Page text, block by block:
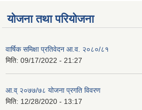
योजना तथा परियोजना
वार्षिक समिक्षा प्रतिवेदन आ.व. २०८०/८१
मिति: 09/17/2022 - 21:27
आ.व् २०७७/७८ योजना प्रगति विवरण
मिति: 12/28/2020 - 13:17